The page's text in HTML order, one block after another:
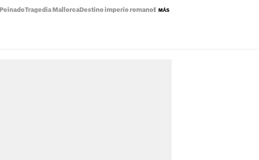
PeinadoTragedia Mallorca Destino imperio romano Eclipse solar mapa
MÁS